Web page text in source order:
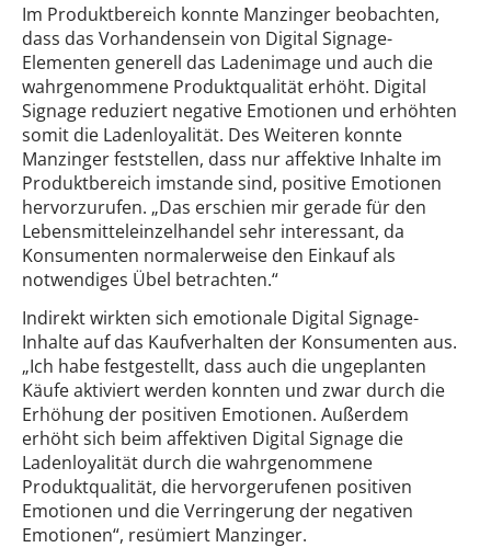
Im Produktbereich konnte Manzinger beobachten,
dass das Vorhandensein von Digital Signage-
Elementen generell das Ladenimage und auch die
wahrgenommene Produktqualität erhöht. Digital
Signage reduziert negative Emotionen und erhöhten
somit die Ladenloyalität. Des Weiteren konnte
Manzinger feststellen, dass nur affektive Inhalte im
Produktbereich imstande sind, positive Emotionen
hervorzurufen. „Das erschien mir gerade für den
Lebensmitteleinzelhandel sehr interessant, da
Konsumenten normalerweise den Einkauf als
notwendiges Übel betrachten.“
Indirekt wirkten sich emotionale Digital Signage-
Inhalte auf das Kaufverhalten der Konsumenten aus.
„Ich habe festgestellt, dass auch die ungeplanten
Käufe aktiviert werden konnten und zwar durch die
Erhöhung der positiven Emotionen. Außerdem
erhöht sich beim affektiven Digital Signage die
Ladenloyalität durch die wahrgenommene
Produktqualität, die hervorgerufenen positiven
Emotionen und die Verringerung der negativen
Emotionen“, resümiert Manzinger.